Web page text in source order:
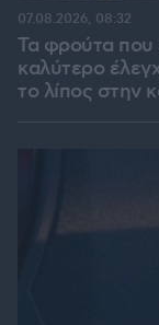
Τα φρούτα που
καλύτερο
το λίπος στην
07.08.2026, 08:32